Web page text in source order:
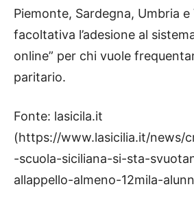
Piemonte, Sardegna, Umbria e
facoltativa l’adesione al
online” per chi vuole
paritario.
Fonte: lasicila.it
(https://www.lasicilia.it/news/
-scuola-siciliana-si-sta-
allappello-almeno-12mila-